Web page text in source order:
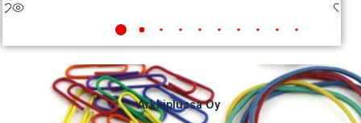
Arkkiplussa Oy